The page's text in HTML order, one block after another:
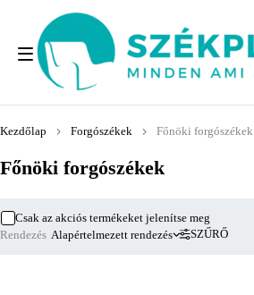
Főnöki forgószékek
Kezdőlap Forgószékek Főnöki forgószékek
SZŰRŐ
Csak az akciós termékeket jelenítse meg
Rendezés Alapértelmezett rendezés